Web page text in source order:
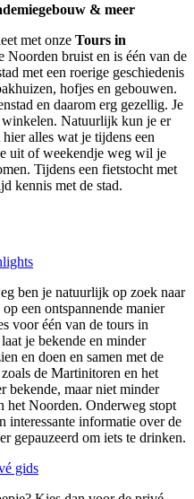
& meer
met onze Tours in
Noorden bruist en is één van de
met een roerige geschiedenis
hofjes en gebouwen.
en daarom erg gezellig. Je
Natuurlijk kun je er
alles wat je tijdens een
uit of weekendje weg wil je
Tijdens een fietstocht met
kennis met de stad.
ben je natuurlijk op zoek naar
een ontspannende manier
voor één van de tours in
je bekende en minder
en doen en samen met de
de Martinitoren en het
bekende, maar niet minder
het Noorden. Onderweg stopt
interessante informatie over de
gepauzeerd om iets te drinken.
gids